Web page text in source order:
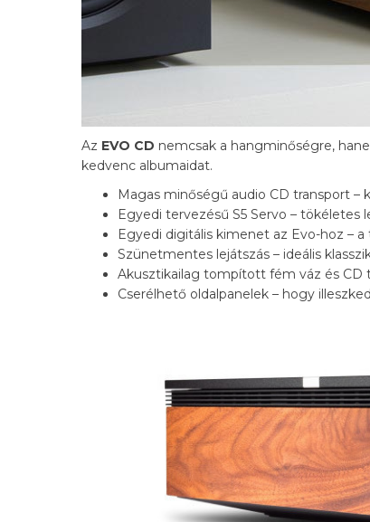
Az EVO CD nemcsak a hangminőségre,
kedvenc albumaidat.
Magas minőségű audio CD transport
Egyedi tervezésű S5 Servo –
Egyedi digitális kimenet az Evo-hoz –
Szünetmentes lejátszás – ideális
Akusztikailag tompított fém váz és CD
Cserélhető oldalpanelek – hogy